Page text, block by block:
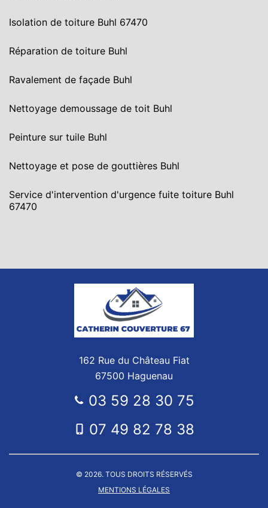
Isolation de toiture Buhl 67470
Réparation de toiture Buhl
Ravalement de façade Buhl
Nettoyage demoussage de toit Buhl
Peinture sur tuile Buhl
Nettoyage et pose de gouttières Buhl
Service d'intervention d'urgence fuite toiture Buhl
67470
162 Rue du Château Fiat
67500 Haguenau
03 59 28 30 75
07 49 82 78 38
© 2026. TOUS DROITS RÉSERVÉS
MENTIONS LÉGALES